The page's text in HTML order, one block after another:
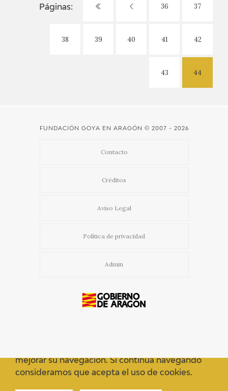
Páginas: 36 37
38 39 40 41 42
43 44
FUNDACIÓN GOYA EN ARAGÓN © 2007 - 2026
Contacto
Créditos
Aviso Legal
Política de privacidad
Admin
mejorar su navegación. Si continua navegando
consideramos que acepta el uso de cookies.